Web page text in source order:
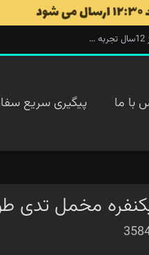
با ما پیگیری سریع
مخمل تدی